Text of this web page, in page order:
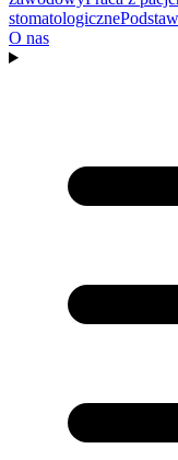
stomatologiczne
O nas